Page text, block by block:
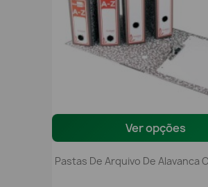
Ver opções
Pastas De Arquivo De Alavanca